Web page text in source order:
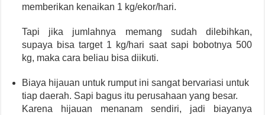
memberikan kenaikan 1 kg/ekor/hari.
Tapi jika jumlahnya memang sudah dilebihkan,
supaya bisa target 1 kg/hari saat sapi bobotnya 500
kg, maka cara beliau bisa diikuti.
Biaya hijauan untuk rumput ini sangat bervariasi untuk
tiap daerah. Sapi bagus itu perusahaan yang besar.
Karena hijauan menanam sendiri, jadi biayanya